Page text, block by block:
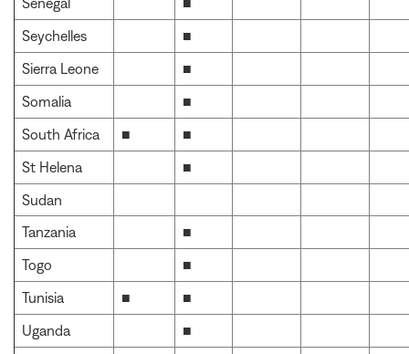
Seychelles
■
Sierra Leone
■
Somalia
■
South Africa
■
■
St Helena
■
Sudan
Tanzania
■
Togo
■
Tunisia
■
■
Uganda
■